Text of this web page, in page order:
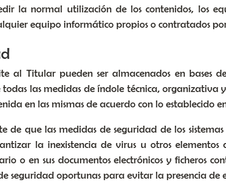
la normal utilización de los contenidos, los
equipo informático propios o contratados
al Titular pueden ser almacenados en
las medidas de índole técnica,
en las mismas de acuerdo con lo establecido
de que las medidas de seguridad de los
la inexistencia de virus u otros elementos
o en sus documentos electrónicos y ficheros
seguridad oportunas para evitar la presencia de